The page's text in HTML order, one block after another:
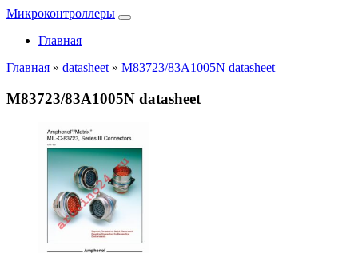
Микроконтроллеры
Главная
Главная » datasheet » M83723/83A1005N datasheet
M83723/83A1005N datasheet